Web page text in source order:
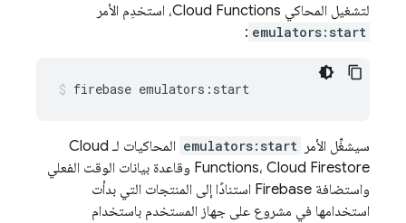
لتشغيل المحاكي Cloud Functions، استخدِم الأمر
emulators:start
:
firebase emulators:start
سيشغِّل الأمر emulators:start المحاكيات لـ Cloud
Functions ، Cloud Firestore وقاعدة بيانات الوقت الفعلي
واستضافة Firebase استنادًا إلى المنتجات التي بدأت
استخدامها في مشروع على جهاز المستخدم باستخدام